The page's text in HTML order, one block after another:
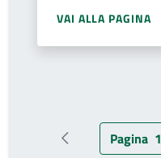
VAI ALLA PAGINA
Pagina precedente
Pagina 1